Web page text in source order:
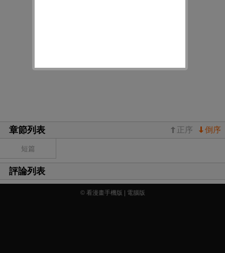
章節列表 倒序
正序
短篇
評論列表
© 看漫畫手機版 | 電腦版